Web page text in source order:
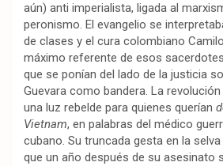
aún) anti imperialista, ligada al
peronismo. El evangelio se
de clases y el cura colombiano
máximo referente de esos
que se ponían del lado de la justicia
Guevara como bandera. La
una luz rebelde para quienes querían
Vietnam, en palabras del médico
cubano. Su truncada gesta en la
que un año después de su asesinato